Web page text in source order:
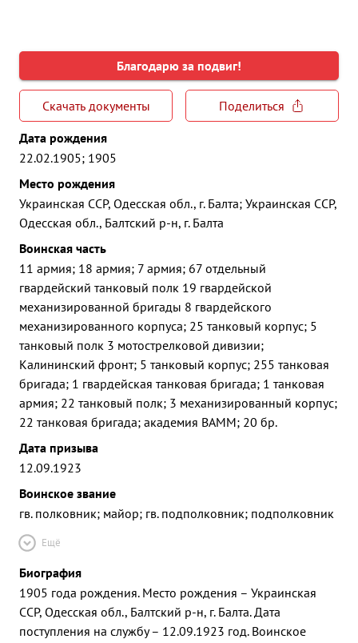
Благодарю за подвиг!
Скачать документы
Поделиться
Дата рождения
22.02.1905; 1905
Место рождения
Украинская ССР, Одесская обл., г. Балта; Украинская ССР,
Одесская обл., Балтский р-н, г. Балта
Воинская часть
11 армия; 18 армия; 7 армия; 67 отдельный
гвардейский танковый полк 19 гвардейской
механизированной бригады 8 гвардейского
механизированного корпуса; 25 танковый корпус; 5
танковый полк 3 мотострелковой дивизии;
Калининский фронт; 5 танковый корпус; 255 танковая
бригада; 1 гвардейская танковая бригада; 1 танковая
армия; 22 танковый полк; 3 механизированный корпус;
22 танковая бригада; академия ВАММ; 20 бр.
Дата призыва
12.09.1923
Воинское звание
гв. полковник; майор; гв. подполковник; подполковник
Ещё
Биография
1905 года рождения. Место рождения – Украинская
ССР, Одесская обл., Балтский р-н, г. Балта. Дата
поступления на службу – 12.09.1923 год. Воинское